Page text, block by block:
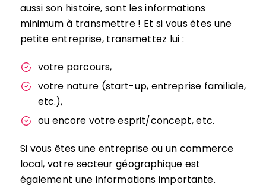
aussi son histoire, sont les informations
minimum à transmettre ! Et si vous êtes une
petite entreprise, transmettez lui :
votre parcours,
votre nature (start-up, entreprise familiale,
etc.),
ou encore votre esprit/concept, etc.
Si vous êtes une entreprise ou un commerce
local, votre secteur géographique est
également une informations importante.